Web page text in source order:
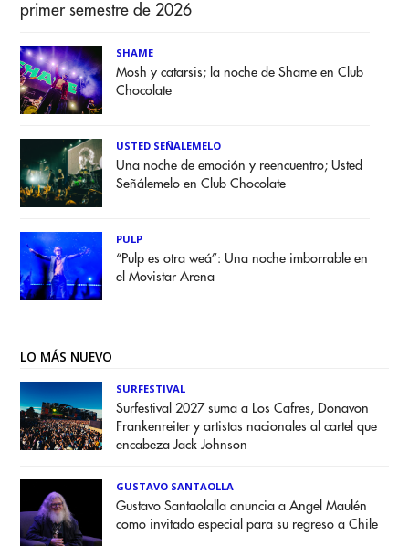
primer semestre de 2026
SHAME
Mosh y catarsis; la noche de Shame en Club
Chocolate
USTED SEÑALEMELO
Una noche de emoción y reencuentro; Usted
Señálemelo en Club Chocolate
PULP
“Pulp es otra weá”: Una noche imborrable en
el Movistar Arena
LO MÁS NUEVO
SURFESTIVAL
Surfestival 2027 suma a Los Cafres, Donavon
Frankenreiter y artistas nacionales al cartel que
encabeza Jack Johnson
GUSTAVO SANTAOLLA
Gustavo Santaolalla anuncia a Angel Maulén
como invitado especial para su regreso a Chile